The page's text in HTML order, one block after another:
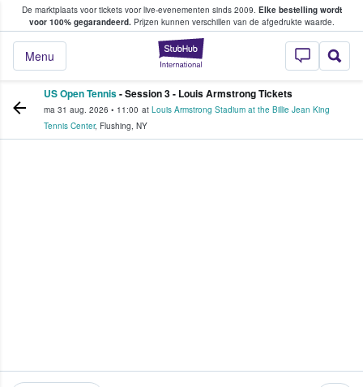
De marktplaats voor tickets voor live-evenementen sinds 2009. Elke bestelling wordt
voor 100% gegarandeerd.Prijzen kunnen verschillen van de afgedrukte waarde.
StubHub: waar
Menu
tickets kopen en verkopen
US Open Tennis- Session 3 - Louis Armstrong Tickets
ma 31 aug. 2026 • 11:00 at Louis Armstrong Stadium at the Billie Jean King
Tennis Center, Flushing, NY